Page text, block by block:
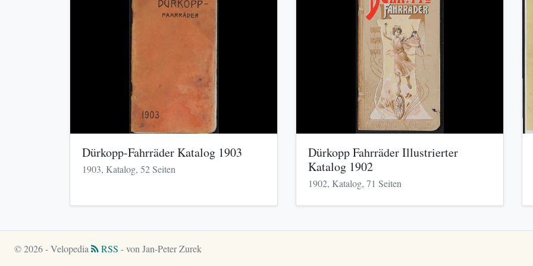
Dürkopp-Fahrräder Katalog 1903
1903, Katalog, 52 Seiten
Dürkopp Fahrräder Illustrierter
Katalog 1902
1902, Katalog, 71 Seiten
© 2026 - Velopedia RSS - von Jan-Peter Zurek